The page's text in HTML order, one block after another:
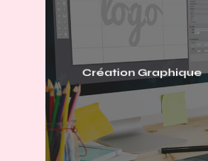
Création Graphique